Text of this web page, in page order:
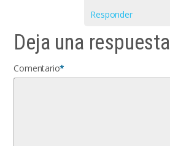
Responder
Deja una respuesta
Comentario*